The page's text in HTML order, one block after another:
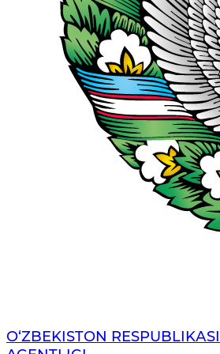
O‘ZBЕKISTОN